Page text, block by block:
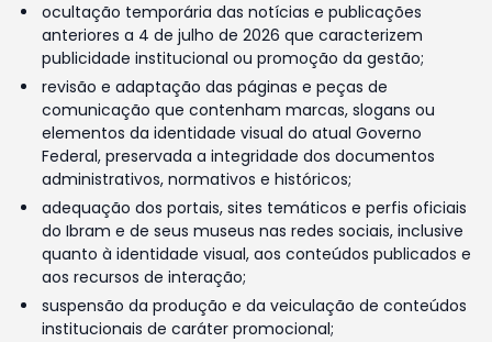
ocultação temporária das notícias e publicações
anteriores a 4 de julho de 2026 que caracterizem
publicidade institucional ou promoção da gestão;
revisão e adaptação das páginas e peças de
comunicação que contenham marcas, slogans ou
elementos da identidade visual do atual Governo
Federal, preservada a integridade dos documentos
administrativos, normativos e históricos;
adequação dos portais, sites temáticos e perfis oficiais
do Ibram e de seus museus nas redes sociais, inclusive
quanto à identidade visual, aos conteúdos publicados e
aos recursos de interação;
suspensão da produção e da veiculação de conteúdos
institucionais de caráter promocional;